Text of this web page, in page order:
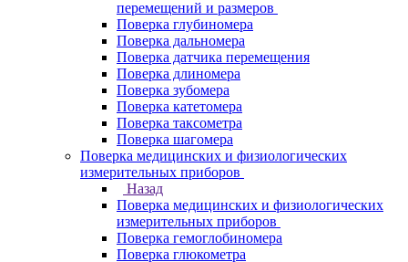
перемещений и размеров
Поверка глубиномера
Поверка дальномера
Поверка датчика перемещения
Поверка длиномера
Поверка зубомера
Поверка катетомера
Поверка таксометра
Поверка шагомера
Поверка медицинских и физиологических
измерительных приборов
Назад
Поверка медицинских и физиологических
измерительных приборов
Поверка гемоглобиномера
Поверка глюкометра